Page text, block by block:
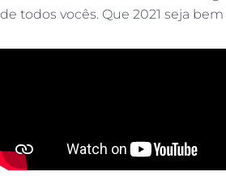
de todos vocês. Que 2021 seja